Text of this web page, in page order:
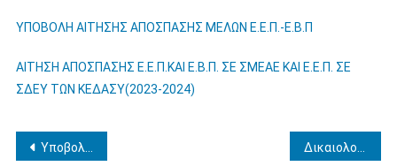
ΥΠΟΒΟΛΗ ΑΙΤΗΣΗΣ ΑΠΟΣΠΑΣΗΣ ΜΕΛΩΝ Ε.Ε.Π.-Ε.Β.Π
ΑΙΤΗΣΗ ΑΠΟΣΠΑΣΗΣ Ε.Ε.Π.ΚΑΙ Ε.Β.Π. ΣΕ ΣΜΕΑΕ ΚΑΙ Ε.Ε.Π. ΣΕ
ΣΔΕΥ ΤΩΝ ΚΕΔΑΣΥ(2023-2024)
Πλοήγηση
Υποβολή ενστάσεων κατά των αποφάσεων αποσπάσεων εκπαιδευτικών, επανεξετάσεις και ανακλήσεις.